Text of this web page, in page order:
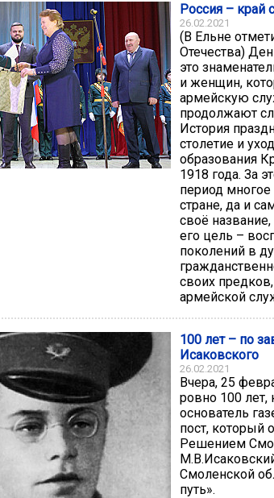
Россия – край
26.02.2021
(В Ельне
Отечества)
это
и женщин,
армейскую
продолжают
История
столетие и
образования
1918 года. За
период
стране, да и
своё
его цель –
поколений в
своих
армейской
100 лет – по
Исаковского
26.02.2021
Вчера, 25
ровно 100
основатель
пост, который
Решением
Смоленской
путь».